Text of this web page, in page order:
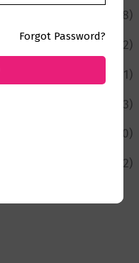
(88)
(212)
(371)
(43)
(110)
(12)
Forgot Password?